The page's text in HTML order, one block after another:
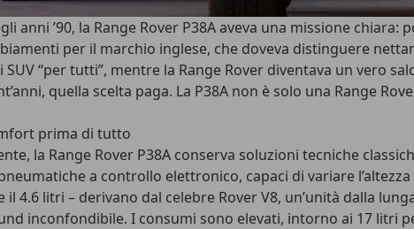
anni ’90, la Range Rover P38A aveva una missione
per il marchio inglese, che doveva distinguere
“per tutti”, mentre la Range Rover diventava un vero
quella scelta paga. La P38A non è solo una Range
prima di tutto
la Range Rover P38A conserva soluzioni tecniche
a controllo elettronico, capaci di variare
il 4.6 litri – derivano dal celebre Rover V8, un’unità dalla
inconfondibile. I consumi sono elevati, intorno ai 17 litri